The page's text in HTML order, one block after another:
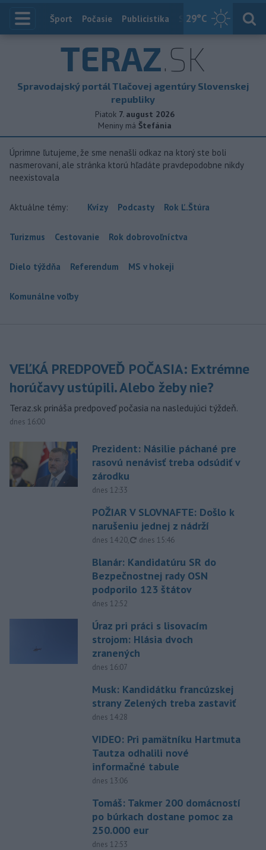
29°C
Index
Šport Počasie Publicistika Slovensko
TERAZ.SK
Spravodajský portál Tlačovej agentúry Slovenskej
republiky
Piatok 7. august 2026
Meniny má Štefánia
Úprimne ľutujeme, že sme nenašli odkaz na ktorý ste boli
nasmerovaní, ale stránka ktorú hľadáte pravdepodobne nikdy
neexistovala
Aktuálne témy: Kvízy Podcasty Rok Ľ.Štúra
Turizmus Cestovanie Rok dobrovoľníctva
Dielo týždňa Referendum MS v hokeji
Komunálne voľby
VEĽKÁ PREDPOVEĎ POČASIA: Extrémne
horúčavy ustúpili. Alebo žeby nie?
Teraz.sk prináša predpoveď počasia na nasledujúci týždeň.
dnes 16:00
Prezident: Násilie páchané pre
rasovú nenávisť treba odsúdiť v
zárodku
dnes 12:33
POŽIAR V SLOVNAFTE: Došlo k
narušeniu jednej z nádrží
dnes 14:20, aktualizované
dnes 15:46
Blanár: Kandidatúru SR do
Bezpečnostnej rady OSN
podporilo 123 štátov
dnes 12:52
Úraz pri práci s lisovacím
strojom: Hlásia dvoch
zranených
dnes 16:07
Musk: Kandidátku francúzskej
strany Zelených treba zastaviť
dnes 14:28
VIDEO: Pri pamätníku Hartmuta
Tautza odhalili nové
informačné tabule
dnes 13:06
Tomáš: Takmer 200 domácností
po búrkach dostane pomoc za
250.000 eur
dnes 12:53